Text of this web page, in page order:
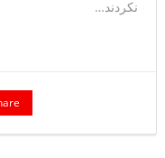
تحلیلگر حکومتی: تفاهم
نکردند…